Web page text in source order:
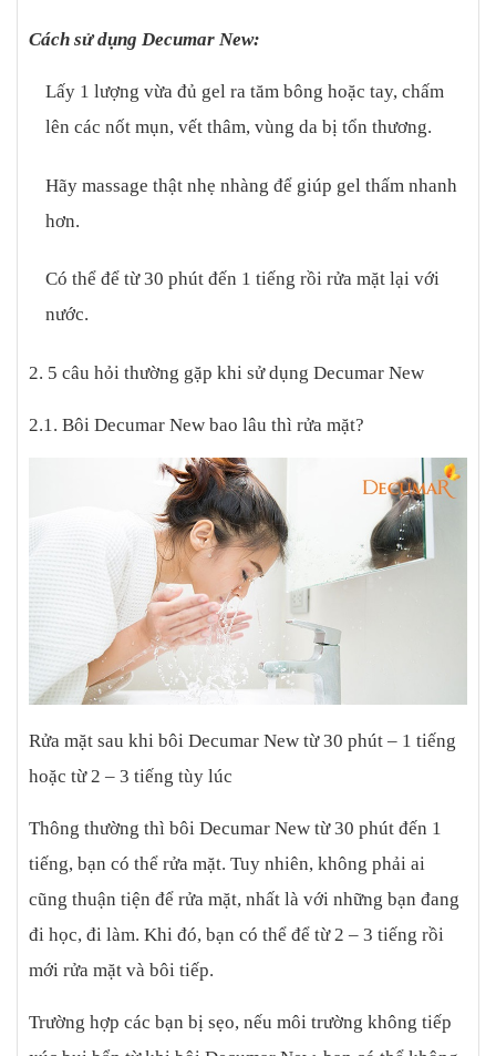
Cách sử dụng Decumar New:
Lấy 1 lượng vừa đủ gel ra tăm bông hoặc tay, chấm
lên các nốt mụn, vết thâm, vùng da bị tổn thương.
Hãy massage thật nhẹ nhàng để giúp gel thấm nhanh
hơn.
Có thể để từ 30 phút đến 1 tiếng rồi rửa mặt lại với
nước.
2. 5 câu hỏi thường gặp khi sử dụng Decumar New
2.1. Bôi Decumar New bao lâu thì rửa mặt?
Rửa mặt sau khi bôi Decumar New từ 30 phút – 1 tiếng
hoặc từ 2 – 3 tiếng tùy lúc
Thông thường thì bôi Decumar New từ 30 phút đến 1
tiếng, bạn có thể rửa mặt. Tuy nhiên, không phải ai
cũng thuận tiện để rửa mặt, nhất là với những bạn đang
đi học, đi làm. Khi đó, bạn có thể để từ 2 – 3 tiếng rồi
mới rửa mặt và bôi tiếp.
Trường hợp các bạn bị sẹo, nếu môi trường không tiếp